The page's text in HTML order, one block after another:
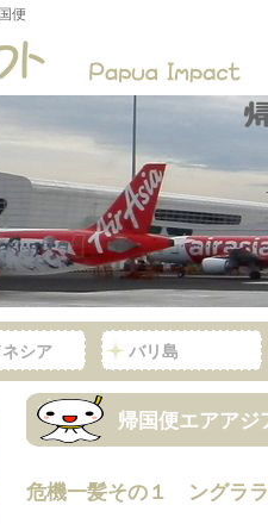
便
帰国便エアアジ
危機一髪その１ ングラ
シア バリ島